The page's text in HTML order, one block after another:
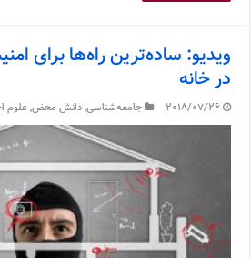
ویدیو: ساده‌ترین راه‌ها برای
در خانه
2018/07/26 جامعه‌شناسی,دانش محض,علوم